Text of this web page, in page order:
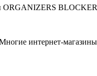
ORGANIZERS
интернет-